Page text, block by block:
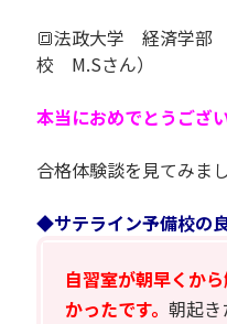
🔳法政大学 経済学
校 M.Sさん）
本当におめでとうござ
合格体験談を見てみま
◆サテライン予備校の
自習室が朝早くか
かったです。朝起き